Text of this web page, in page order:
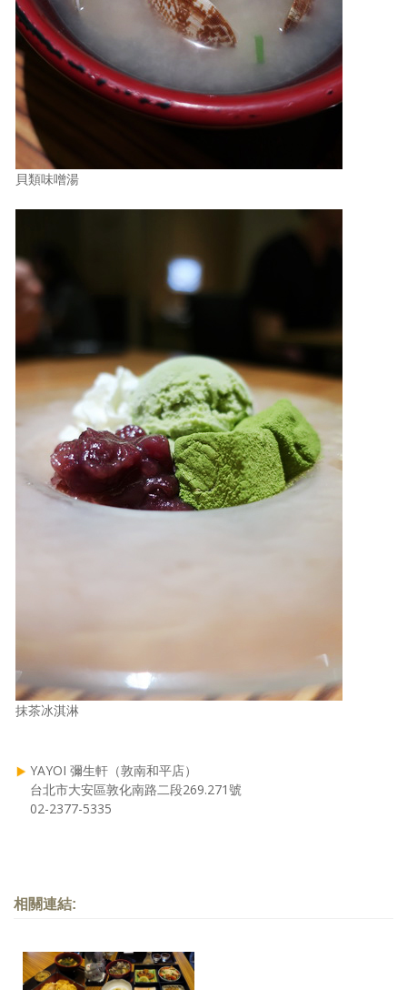
貝類味噌湯
抹茶冰淇淋
YAYOI 彌生軒（敦南和平店）
台北市大安區敦化南路二段269.271號
02-2377-5335
相關連結: